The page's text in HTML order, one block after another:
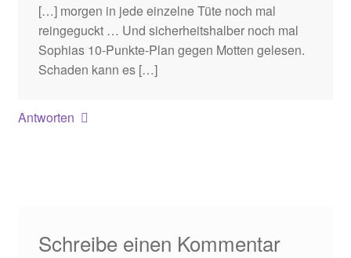
[…] morgen in jede einzelne Tüte noch mal
reingeguckt … Und sicherheitshalber noch mal
Sophias 10-Punkte-Plan gegen Motten gelesen.
Schaden kann es […]
Antworten
Schreibe einen Kommentar